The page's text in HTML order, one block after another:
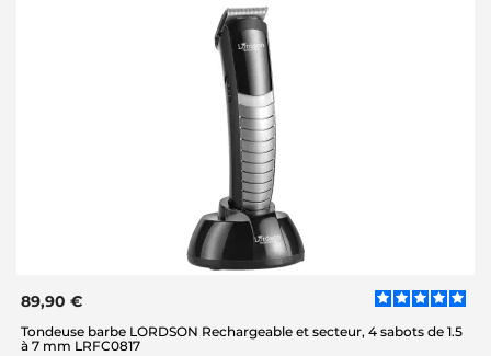
89,90 €
Tondeuse barbe LORDSON Rechargeable et secteur, 4 sabots de 1.5
à 7 mm LRFC0817